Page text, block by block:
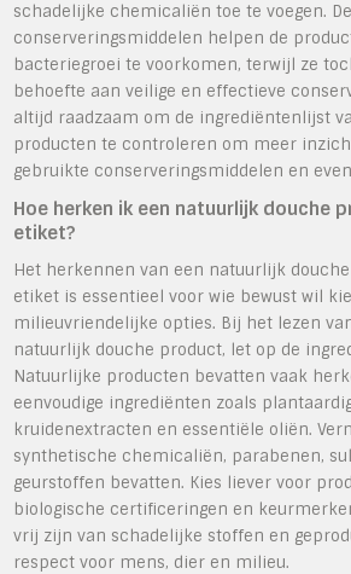
schadelijke chemicaliën toe te voegen.
conserveringsmiddelen helpen de
bacteriegroei te voorkomen, terwijl ze
behoefte aan veilige en effectieve
altijd raadzaam om de ingrediëntenlijst
producten te controleren om meer
gebruikte conserveringsmiddelen en
Hoe herken ik een natuurlijk douche
etiket?
Het herkennen van een natuurlijk
etiket is essentieel voor wie bewust wil
milieuvriendelijke opties. Bij het lezen
natuurlijk douche product, let op de
Natuurlijke producten bevatten vaak
eenvoudige ingrediënten zoals
kruidenextracten en essentiële oliën.
synthetische chemicaliën, parabenen,
geurstoffen bevatten. Kies liever voor
biologische certificeringen en
vrij zijn van schadelijke stoffen en
respect voor mens, dier en milieu.